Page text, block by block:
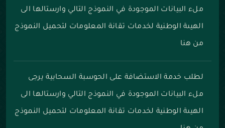
ملء البيانات الموجودة في النموذج التالي وارستالها الى
الهيىة الوطنية لخدمات تقانة المعلومات لتحميل النموذج
من هنا
لطلب خدمة الاستضافة على الحوسبة السحابية يرجى
ملء البيانات الموجودة في النموذج التالي وارستالها الى
الهيىة الوطنية لخدمات تقانة المعلومات لتحميل النموذج